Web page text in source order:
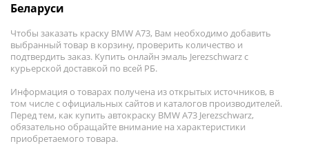
Беларуси
Чтобы заказать краску BMW A73, Вам необходимо добавить
выбранный товар в корзину, проверить количество и
подтвердить заказ. Купить онлайн эмаль Jerezschwarz с
курьерской доставкой по всей РБ.
Информация о товарах получена из открытых источников, в
том числе с официальных сайтов и каталогов производителей.
Перед тем, как купить автокраску BMW A73 Jerezschwarz,
обязательно обращайте внимание на характеристики
приобретаемого товара.